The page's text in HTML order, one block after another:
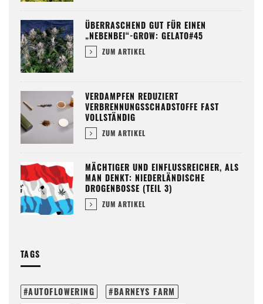
ÜBERRASCHEND GUT FÜR EINEN
„NEBENBEI“-GROW: GELATO#45
ZUM ARTIKEL
VERDAMPFEN REDUZIERT
VERBRENNUNGSSCHADSTOFFE FAST
VOLLSTÄNDIG
ZUM ARTIKEL
MÄCHTIGER UND EINFLUSSREICHER, ALS
MAN DENKT: NIEDERLÄNDISCHE
DROGENBOSSE (TEIL 3)
ZUM ARTIKEL
TAGS
AUTOFLOWERING
BARNEYS FARM